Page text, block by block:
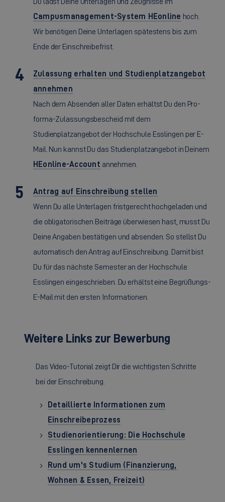
Campusmanagement-System HEonline hoch.
Wir benötigen Deine Unterlagen spätestens bis zum
Ende der Einschreibefrist.
Zulassung erhalten und Studienplatzangebot
annehmen
Nach dem Absenden aller Daten erhältst Du den Pro-
forma-Zulassungsbescheid mit dem
Studienplatzangebot der Hochschule Esslingen per E-
Mail. Nun kannst Du das Studienplatzangebot in Deinem
HEonline-Account annehmen.
Antrag auf Einschreibung stellen
Wenn Du alle Unterlagen fristgerecht hochgeladen und
die obligatorischen Beiträge überwiesen hast, musst Du
Deine Angaben bestätigen und absenden. So stellst Du
automatisch den Antrag auf Einschreibung. Damit bist
Du für das nächste Semester an der Hochschule
Esslingen eingeschrieben. Du erhältst eine Begrüßungs-
E-Mail mit den ersten Informationen.
Weitere Links zur Bewerbung
Das Video-Tutorial zeigt Dir die wichtigsten Schritte
bei der Einschreibung.
Detaillierte Informationen zum
Einschreibeprozess
Studienorientierung: Die Hochschule
Esslingen kennenlernen
Rund um's Studium (Finanzierung,
Wohnen & Essen, Freizeit)